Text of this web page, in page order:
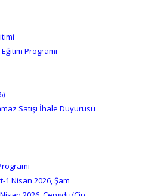
Programı
Satışı İhale Duyurusu
Nisan 2026, Şam